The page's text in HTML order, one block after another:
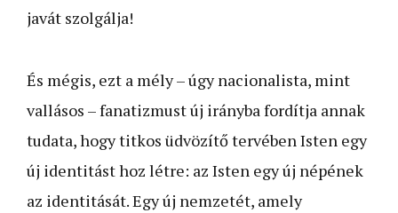
javát szolgálja!
És mégis, ezt a mély – úgy nacionalista, mint
vallásos – fanatizmust új irányba fordítja annak
tudata, hogy titkos üdvözítő tervében Isten egy
új identitást hoz létre: az Isten egy új népének
az identitását. Egy új nemzetét, amely